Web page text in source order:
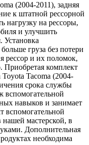
(2004-2011), задняя
к штатной рессорной
нагрузку на рессоры,
и улучшить
Установка
груза без потери
рессор и их поломок,
Приобретая комплект
Tacoma (2004-
срока службы
вспомогательной
навыков и занимает
вспомогательной
мастерской, в
Дополнительная
необходима